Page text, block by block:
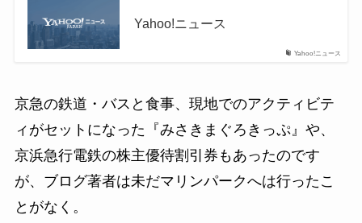
Yahoo!ニュース
Yahoo!ニュース
京急の鉄道・バスと食事、現地でのアクティビテ
ィがセットになった『みさきまぐろきっぷ』や、
京浜急行電鉄の株主優待割引券もあったのです
が、ブログ著者は未だマリンパークへは行ったこ
とがなく。